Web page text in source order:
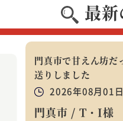
最新
門真市で甘えん坊
送りしました
2026年08月01日
門真市 / T・I様